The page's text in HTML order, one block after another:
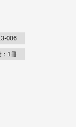
006
：1冊